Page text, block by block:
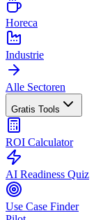
Horeca
Industrie
Alle Sectoren
Gratis Tools
ROI Calculator
AI Readiness Quiz
Use Case Finder